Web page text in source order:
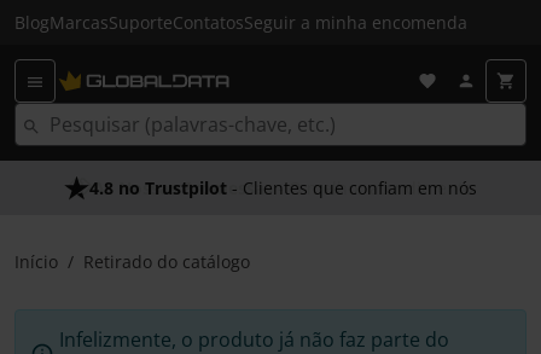
BlogMarcasSuporteContatosSeguir a minha encomenda
4.8 no Trustpilot - Clientes que confiam em nós
Início Retirado do catálogo
Infelizmente, o produto já não faz parte do